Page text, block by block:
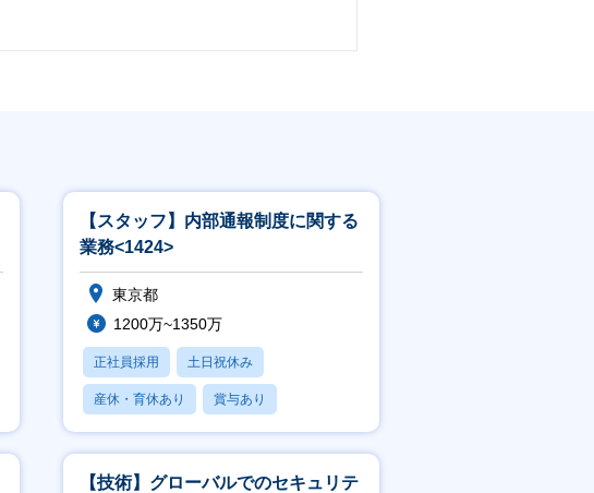
【スタッフ】内部通報制度に関する
業務<1424>
東京都
1200万~1350万
正社員採用 土日祝休み
産休・育休あり 賞与あり
フレックス
【技術】グローバルでのセキュリテ